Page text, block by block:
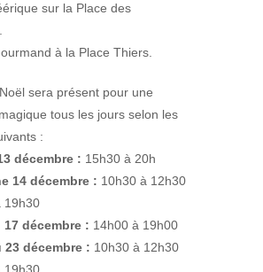
sur la Place des
à la Place Thiers.
sera présent pour une
tous les jours selon les
:
décembre : 15h30 à 20h
14 décembre : 10h30 à 12h30
19h30
17 décembre : 14h00 à 19h00
23 décembre : 10h30 à 12h30